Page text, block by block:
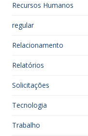
Recursos Humanos
regular
Relacionamento
Relatórios
Solicitações
Tecnologia
Trabalho